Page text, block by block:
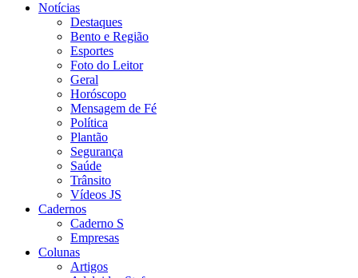
Notícias
Destaques
Bento e Região
Esportes
Foto do Leitor
Geral
Horóscopo
Mensagem de Fé
Política
Plantão
Segurança
Saúde
Trânsito
Vídeos JS
Cadernos
Caderno S
Empresas
Colunas
Artigos